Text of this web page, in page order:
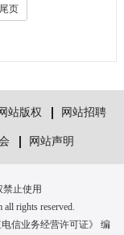
尾页
站版权 网站招聘
网站声明
禁止使用
rights reserved.
信业务经营许可证》 编